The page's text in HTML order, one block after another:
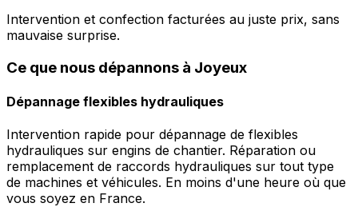
Intervention et confection facturées au juste prix, sans
mauvaise surprise.
Ce que nous dépannons à Joyeux
Dépannage flexibles hydrauliques
Intervention rapide pour dépannage de flexibles
hydrauliques sur engins de chantier. Réparation ou
remplacement de raccords hydrauliques sur tout type
de machines et véhicules. En moins d'une heure où que
vous soyez en France.